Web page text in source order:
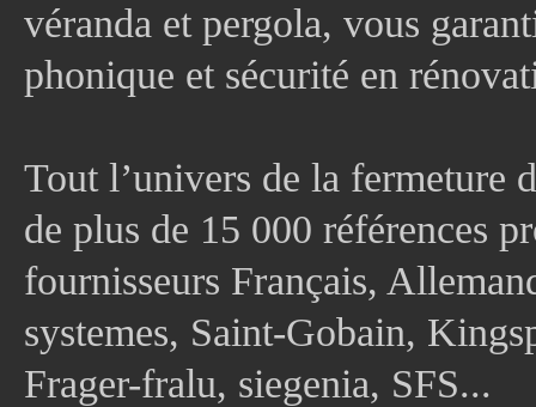
véranda et pergola, vous
phonique et sécurité en
Tout l’univers de la fermeture
de plus de 15 000 références
fournisseurs Français,
systemes, Saint-Gobain,
Frager-fralu, siegenia, SFS...